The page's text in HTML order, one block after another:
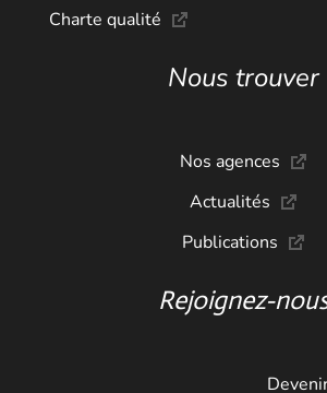
Charte qualité
Nous trouver
Nos agences
Actualités
Publications
Rejoignez-